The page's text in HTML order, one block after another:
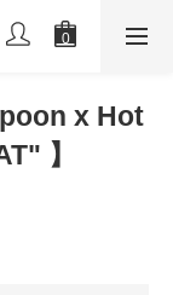
x Hot
】